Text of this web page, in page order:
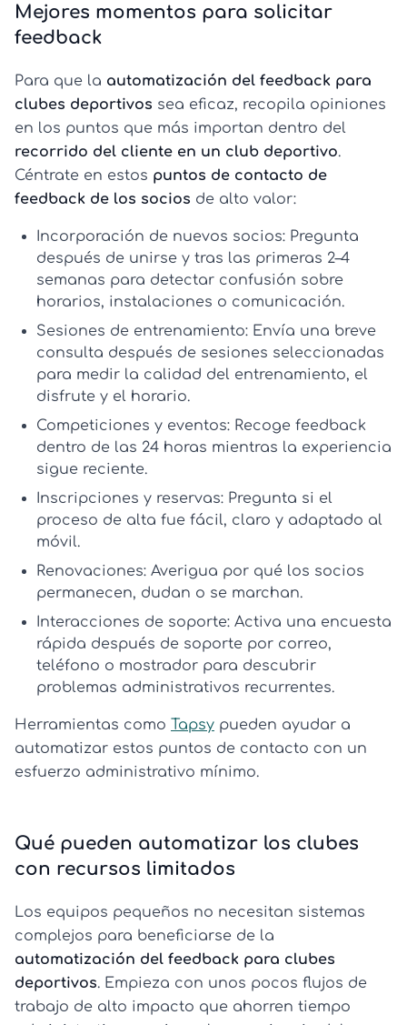
Mejores momentos para solicitar
feedback
Para que la automatización del feedback para
clubes deportivos sea eficaz, recopila opiniones
en los puntos que más importan dentro del
recorrido del cliente en un club deportivo.
Céntrate en estos puntos de contacto de
feedback de los socios de alto valor:
Incorporación de nuevos socios: Pregunta
después de unirse y tras las primeras 2–4
semanas para detectar confusión sobre
horarios, instalaciones o comunicación.
Sesiones de entrenamiento: Envía una breve
consulta después de sesiones seleccionadas
para medir la calidad del entrenamiento, el
disfrute y el horario.
Competiciones y eventos: Recoge feedback
dentro de las 24 horas mientras la experiencia
sigue reciente.
Inscripciones y reservas: Pregunta si el
proceso de alta fue fácil, claro y adaptado al
móvil.
Renovaciones: Averigua por qué los socios
permanecen, dudan o se marchan.
Interacciones de soporte: Activa una encuesta
rápida después de soporte por correo,
teléfono o mostrador para descubrir
problemas administrativos recurrentes.
Herramientas como Tapsy pueden ayudar a
automatizar estos puntos de contacto con un
esfuerzo administrativo mínimo.
Qué pueden automatizar los clubes
con recursos limitados
Los equipos pequeños no necesitan sistemas
complejos para beneficiarse de la
automatización del feedback para clubes
deportivos. Empieza con unos pocos flujos de
trabajo de alto impacto que ahorren tiempo